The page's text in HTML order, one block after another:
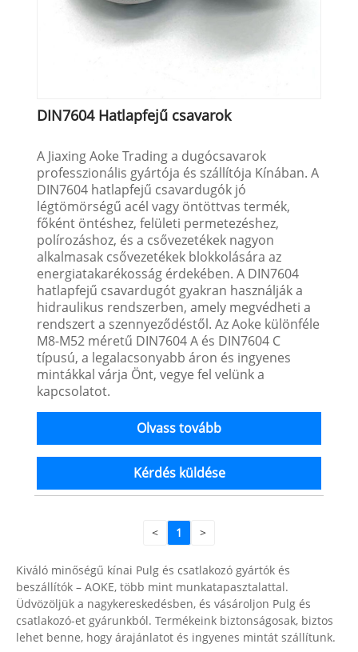
DIN7604 Hatlapfejű csavarok
A Jiaxing Aoke Trading a dugócsavarok
professzionális gyártója és szállítója Kínában. A
DIN7604 hatlapfejű csavardugók jó
légtömörségű acél vagy öntöttvas termék,
főként öntéshez, felületi permetezéshez,
polírozáshoz, és a csővezetékek nagyon
alkalmasak csővezetékek blokkolására az
energiatakarékosság érdekében. A DIN7604
hatlapfejű csavardugót gyakran használják a
hidraulikus rendszerben, amely megvédheti a
rendszert a szennyeződéstől. Az Aoke különféle
M8-M52 méretű DIN7604 A és DIN7604 C
típusú, a legalacsonyabb áron és ingyenes
mintákkal várja Önt, vegye fel velünk a
kapcsolatot.
Olvass tovább
Kérdés küldése
< 1 >
Kiváló minőségű kínai Pulg és csatlakozó gyártók és
beszállítók – AOKE, több mint munkatapasztalattal.
Üdvözöljük a nagykereskedésben, és vásároljon Pulg és
csatlakozó-et gyárunkból. Termékeink biztonságosak, biztos
lehet benne, hogy árajánlatot és ingyenes mintát szállítunk.